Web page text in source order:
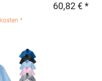
& Co. KG Am Stadtholz
Deutschland E-Mail: info@seidensticker.de
60,82 € *
*